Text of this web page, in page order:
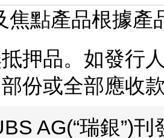
焦點產品根據產
押品。如發行
份或全部應收
AG(“瑞銀”)